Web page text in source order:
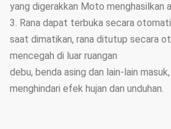
yang digerakkan Moto menghasilkan
3. Rana dapat terbuka secara
saat dimatikan, rana ditutup secara
mencegah di luar ruangan
debu, benda asing dan lain-lain
menghindari efek hujan dan unduhan.